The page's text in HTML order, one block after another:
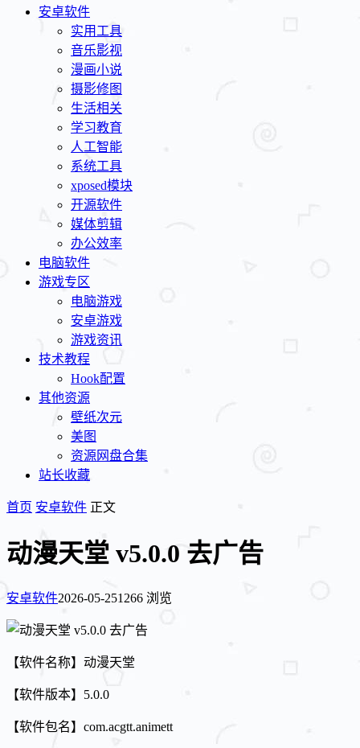
安卓软件
实用工具
音乐影视
漫画小说
摄影修图
生活相关
学习教育
人工智能
系统工具
xposed模块
开源软件
媒体剪辑
办公效率
电脑软件
游戏专区
电脑游戏
安卓游戏
游戏资讯
技术教程
Hook配置
其他资源
壁纸次元
美图
资源网盘合集
站长收藏
首页 安卓软件 正文
动漫天堂 v5.0.0 去广告
安卓软件2026-05-251266 浏览
【软件名称】动漫天堂
【软件版本】5.0.0
【软件包名】com.acgtt.animett